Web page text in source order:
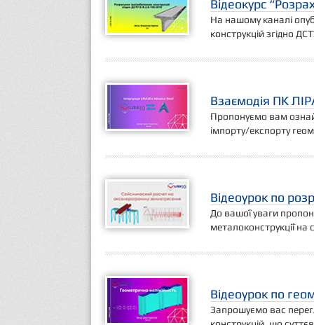
Відеокурс
На нашому каналі
конструкцій згідно
Взаємодія ПК
Пропонуємо вам
імпорту/експорту
Відеоурок по
До вашої уваги
металоконструкції на
Відеоурок по
Запрошуємо вас